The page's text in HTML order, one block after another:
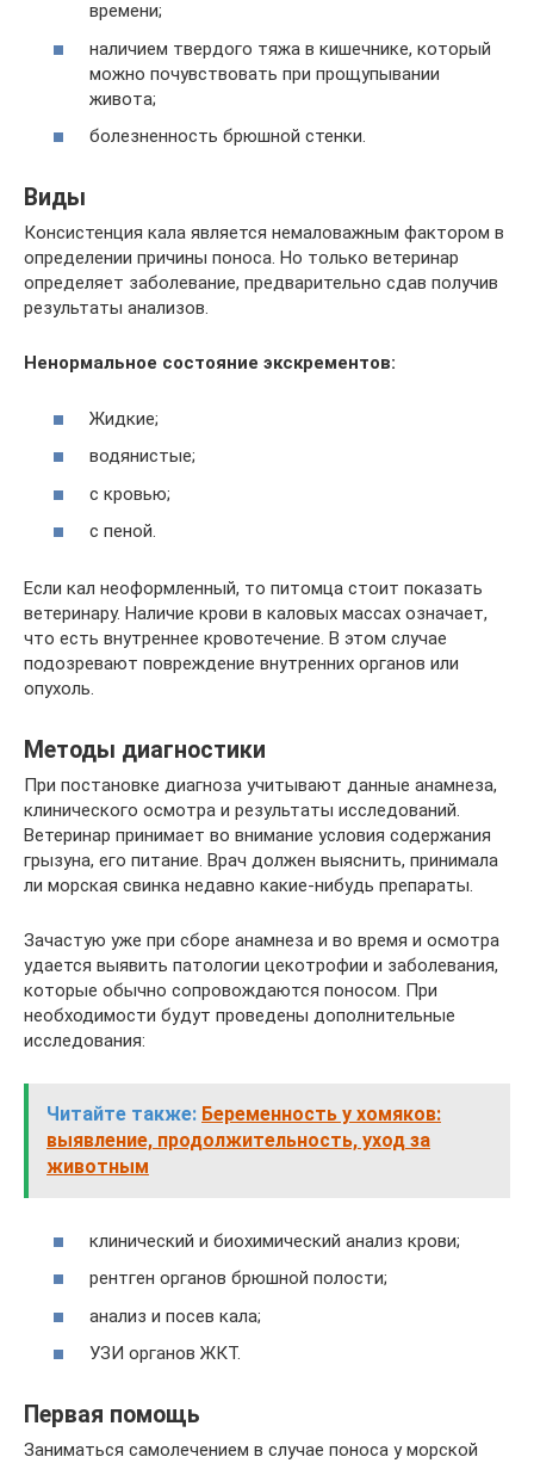
времени;
наличием твердого тяжа в кишечнике, который
можно почувствовать при прощупывании
живота;
болезненность брюшной стенки.
Виды
Консистенция кала является немаловажным фактором в
определении причины поноса. Но только ветеринар
определяет заболевание, предварительно сдав получив
результаты анализов.
Ненормальное состояние экскрементов:
Жидкие;
водянистые;
с кровью;
с пеной.
Если кал неоформленный, то питомца стоит показать
ветеринару. Наличие крови в каловых массах означает,
что есть внутреннее кровотечение. В этом случае
подозревают повреждение внутренних органов или
опухоль.
Методы диагностики
При постановке диагноза учитывают данные анамнеза,
клинического осмотра и результаты исследований.
Ветеринар принимает во внимание условия содержания
грызуна, его питание. Врач должен выяснить, принимала
ли морская свинка недавно какие-нибудь препараты.
Зачастую уже при сборе анамнеза и во время и осмотра
удается выявить патологии цекотрофии и заболевания,
которые обычно сопровождаются поносом. При
необходимости будут проведены дополнительные
исследования:
Читайте также: Беременность у хомяков:
выявление, продолжительность, уход за
животным
клинический и биохимический анализ крови;
рентген органов брюшной полости;
анализ и посев кала;
УЗИ органов ЖКТ.
Первая помощь
Заниматься самолечением в случае поноса у морской